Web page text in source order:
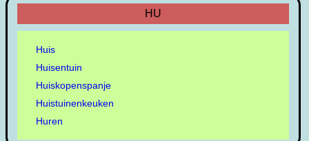
HU
Huis
Huisentuin
Huiskopenspanje
Huistuinenkeuken
Huren